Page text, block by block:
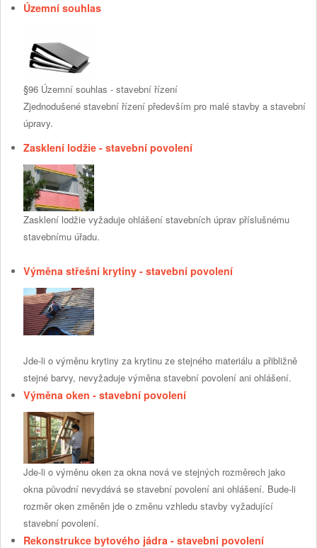
Územní souhlas
§96 Územní souhlas - stavební řízení
Zjednodušené stavební řízení především pro malé stavby a stavební
úpravy.
Zasklení lodžie - stavební povolení
Zasklení lodžie vyžaduje ohlášení stavebních úprav příslušnému
stavebnímu úřadu.
Výměna střešní krytiny - stavební povolení
Jde-li o výměnu krytiny za krytinu ze stejného materiálu a přibližně
stejné barvy, nevyžaduje výměna stavební povolení ani ohlášení.
Výměna oken - stavební povolení
Jde-li o výměnu oken za okna nová ve stejných rozměrech jako
okna původní nevydává se stavební povolení ani ohlášení. Bude-li
rozměr oken změněn jde o změnu vzhledu stavby vyžadující
stavební povolení.
Rekonstrukce bytového jádra - stavebni povolení